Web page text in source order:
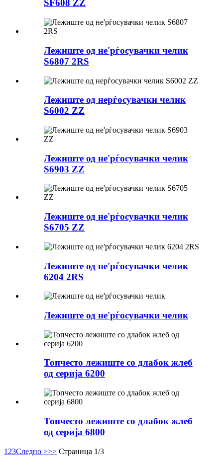
SF608 ZZ
Лежиште од не'рѓосувачки челик
S6807 2RS
Лежиште од нерѓосувачки челик
S6002 ZZ
Лежиште од не'рѓосувачки челик
S6903 ZZ
Лежиште од не'рѓосувачки челик
S6705 ZZ
Лежиште од не'рѓосувачки челик
6204 2RS
Лежиште од не'рѓосувачки челик
Топчесто лежиште со длабок жлеб
од серија 6200
Топчесто лежиште со длабок жлеб
од серија 6800
1 23Следно >>> Страница 1/3